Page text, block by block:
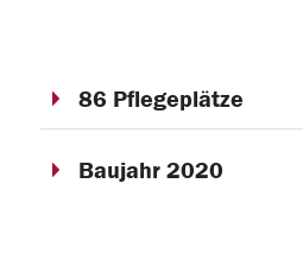
86 Pflegeplätze
Baujahr 2020